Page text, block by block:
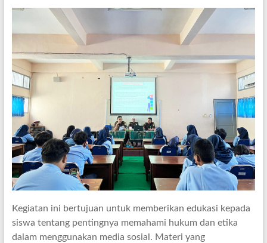
Kegiatan ini bertujuan untuk memberikan edukasi kepada
siswa tentang pentingnya memahami hukum dan etika
dalam menggunakan media sosial. Materi yang